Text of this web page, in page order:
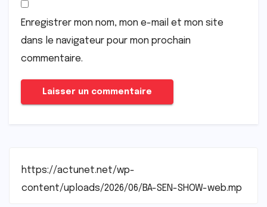
Enregistrer mon nom, mon e-mail et mon site
dans le navigateur pour mon prochain
commentaire.
https://actunet.net/wp-
content/uploads/2026/06/BA-SEN-SHOW-web.mp